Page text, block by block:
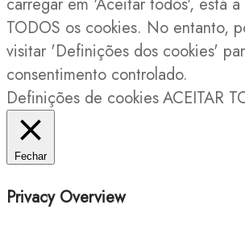
TODOS os cookies. No entanto,
visitar 'Definições dos cookies'
consentimento controlado.
Definições de cookiesACEITAR
Fechar
Privacy Overview